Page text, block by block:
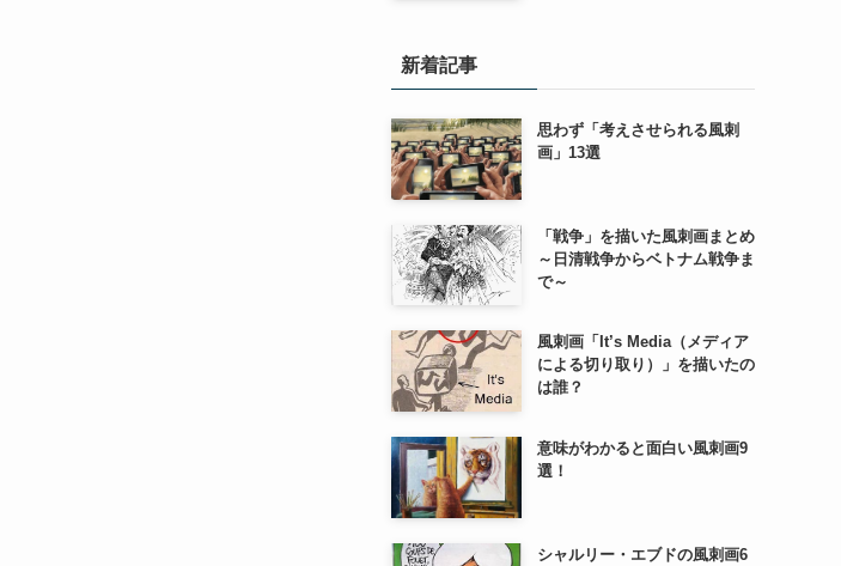
新着記事
思わず「考えさせられる風刺
画」13選
「戦争」を描いた風刺画まとめ
～日清戦争からベトナム戦争ま
で～
風刺画「It’s Media（メディア
による切り取り）」を描いたの
は誰？
意味がわかると面白い風刺画9
選！
シャルリー・エブドの風刺画6